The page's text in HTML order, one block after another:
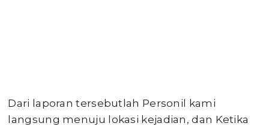
Dari laporan tersebutlah Personil kami
langsung menuju lokasi kejadian, dan Ketika